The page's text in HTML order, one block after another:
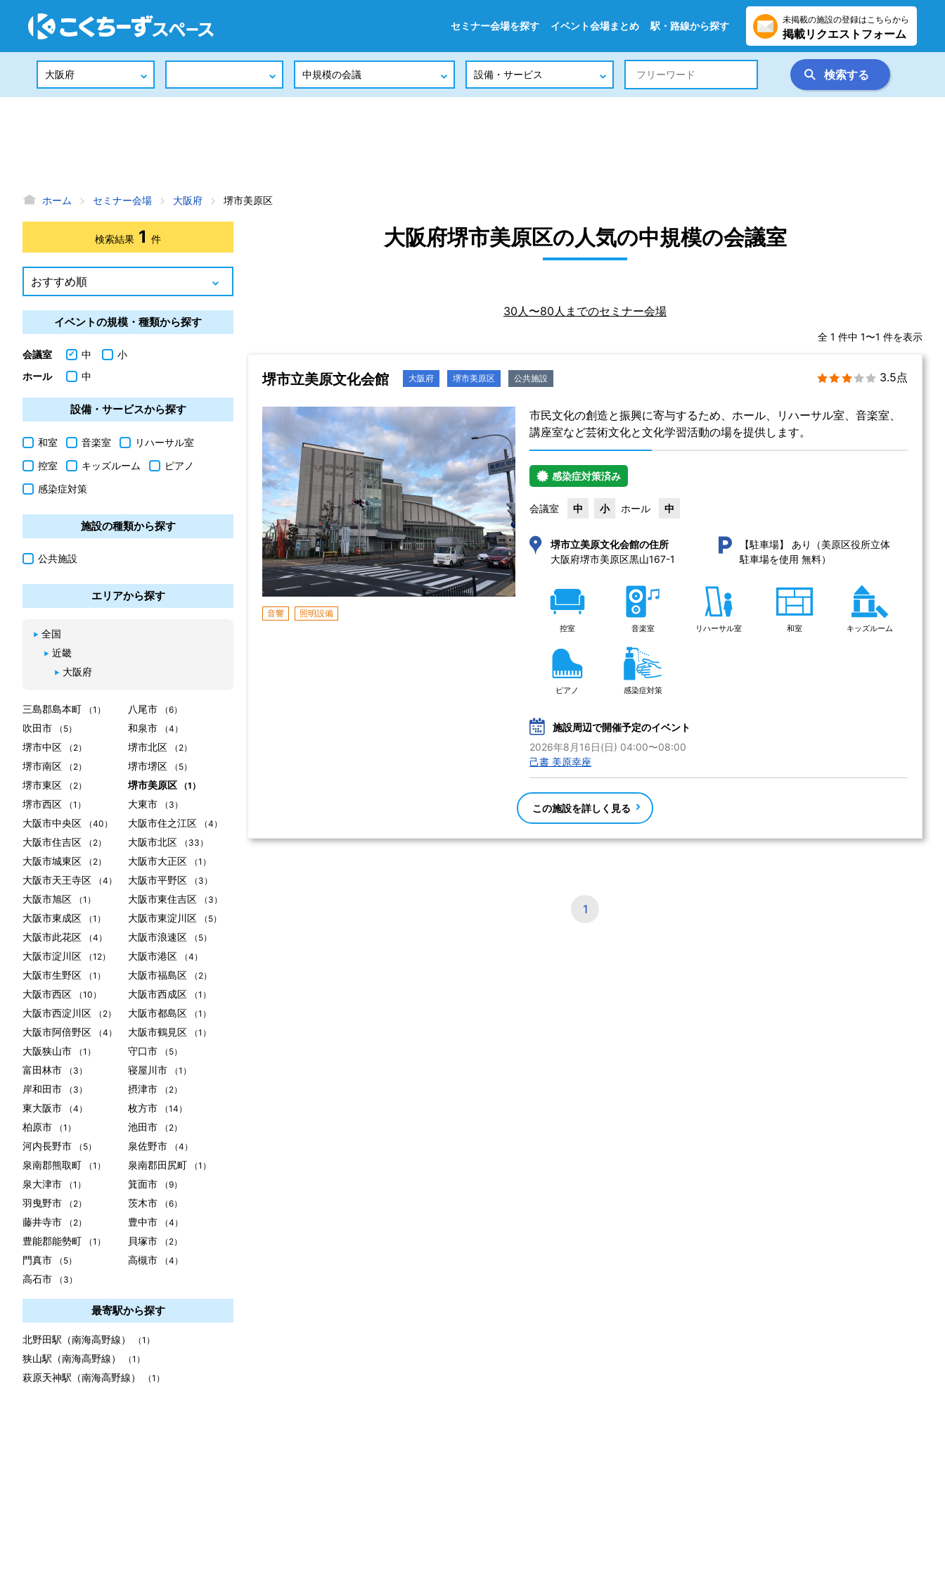
セミナー会場を探す イベント会場まとめ 駅・路線から探す
未掲載の施設の登録はこちらから
掲載リクエストフォーム
検索する
ホーム セミナー会場 大阪府 堺市美原区
大阪府堺市美原区の人気の中規模の会議室
30人〜80人までのセミナー会場
全 1 件中 1〜1 件を表示
堺市立美原文化会館 大阪府 堺市美原区 公共施設 3.5点
音響 照明設備
市民文化の創造と振興に寄与するため、ホール、リハーサル室、音楽室、
講座室など芸術文化と文化学習活動の場を提供します。
感染症対策済み
会議室 中 小 ホール 中
堺市立美原文化会館の住所
大阪府堺市美原区黒山167-1
【駐車場】
あり（美原区役所立体
駐車場を使用 無料）
控室 音楽室 リハーサル室 和室 キッズルーム
ピアノ 感染症対策
施設周辺で開催予定のイベント
2026年8月16日(日) 04:00〜08:00
己書 美原幸座
この施設を詳しく見る
1
検索結果 1 件
イベントの規模・種類から探す
会議室 中
小
ホール
中
設備・サービスから探す
和室 音楽室
リハーサル室
控室
キッズルーム
ピアノ
感染症対策
施設の種類から探す
公共施設
エリアから探す
全国
近畿
大阪府
三島郡島本町 （1） 八尾市 （6）
吹田市 （5） 和泉市 （4）
堺市中区 （2） 堺市北区 （2）
堺市南区 （2） 堺市堺区 （5）
堺市東区 （2） 堺市美原区 （1）
堺市西区 （1） 大東市 （3）
大阪市中央区 （40） 大阪市住之江区 （4）
大阪市住吉区 （2） 大阪市北区 （33）
大阪市城東区 （2） 大阪市大正区 （1）
大阪市天王寺区 （4） 大阪市平野区 （3）
大阪市旭区 （1） 大阪市東住吉区 （3）
大阪市東成区 （1） 大阪市東淀川区 （5）
大阪市此花区 （4） 大阪市浪速区 （5）
大阪市淀川区 （12） 大阪市港区 （4）
大阪市生野区 （1） 大阪市福島区 （2）
大阪市西区 （10） 大阪市西成区 （1）
大阪市西淀川区 （2） 大阪市都島区 （1）
大阪市阿倍野区 （4） 大阪市鶴見区 （1）
大阪狭山市 （1） 守口市 （5）
富田林市 （3） 寝屋川市 （1）
岸和田市 （3） 摂津市 （2）
東大阪市 （4） 枚方市 （14）
柏原市 （1） 池田市 （2）
河内長野市 （5） 泉佐野市 （4）
泉南郡熊取町 （1） 泉南郡田尻町 （1）
泉大津市 （1） 箕面市 （9）
羽曳野市 （2） 茨木市 （6）
藤井寺市 （2） 豊中市 （4）
豊能郡能勢町 （1） 貝塚市 （2）
門真市 （5） 高槻市 （4）
高石市 （3）
最寄駅から探す
北野田駅（南海高野線） （1）
狭山駅（南海高野線） （1）
萩原天神駅（南海高野線） （1）